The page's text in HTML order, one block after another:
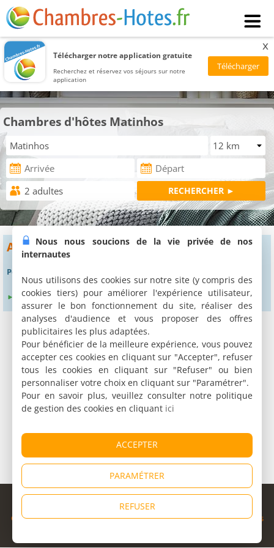
Télécharger notre application gratuite
Recherchez et réservez vos séjours sur notre
application
x
Chambres d'hôtes Matinhos
Aucun résultat
Pour obtenir des résultats, vous pouvez :
Élargir le rayon de recherche à : 24 km
© Copyright 1998 - 2026
Cybevasion|Mentions légales|Confidentialité|CGU|Informations
Nous nous soucions de la vie privée de nos
internautes
Nous utilisons des cookies sur notre site (y compris des
cookies tiers) pour améliorer l'expérience utilisateur,
assurer le bon fonctionnement du site, réaliser des
analyses d'audience et vous proposer des offres
publicitaires les plus adaptées.
Pour bénéficier de la meilleure expérience, vous pouvez
accepter ces cookies en cliquant sur "Accepter", refuser
tous les cookies en cliquant sur "Refuser" ou bien
personnaliser votre choix en cliquant sur "Paramétrer".
Pour en savoir plus, veuillez consulter notre politique
de gestion des cookies en cliquant ici
ACCEPTER
PARAMÉTRER
REFUSER